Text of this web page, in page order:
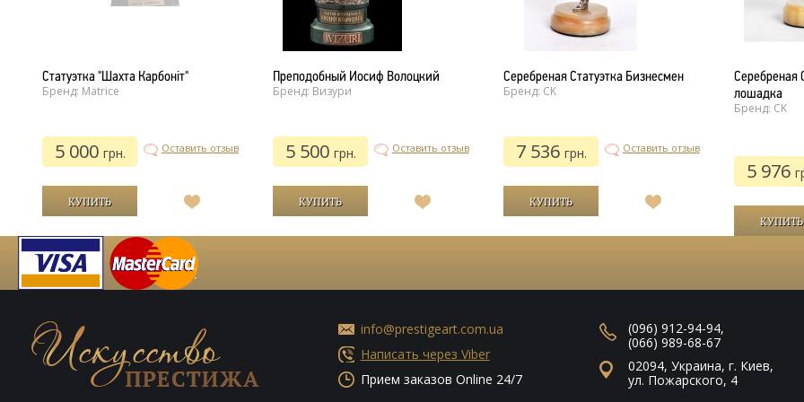
Статуэтка "Шахта Карбоніт"
Бренд: Matrice
5 000 грн. Оставить отзыв
желаний
Преподобный Иосиф Волоцкий
Бренд: Визури
5 500 грн. Оставить отзыв
желаний
Серебреная Статуэтка Бизнесмен
Бренд: CK
7 536 грн. Оставить отзыв
желаний
Серебреная
лошадка
Бренд: CK
5 976
info@prestigeart.com.ua
Написать через Viber
Прием заказов Online 24/7
(096) 912-94-94,
(066) 989-68-67
02094,Украина,г. Киев,
ул. Пожарского, 4